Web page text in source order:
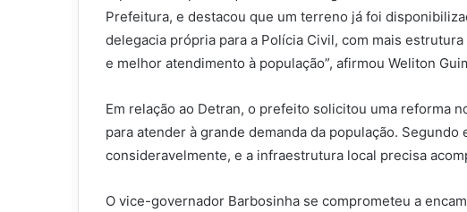
Prefeitura, e destacou que um terreno já foi
delegacia própria para a Polícia Civil, com mais
e melhor atendimento à população”, afirmou Weliton
Em relação ao Detran, o prefeito solicitou uma reforma
para atender à grande demanda da população.
consideravelmente, e a infraestrutura local precisa
O vice-governador Barbosinha se comprometeu a